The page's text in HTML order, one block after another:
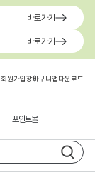
바로가기
바로가기
회원가입장바구니앱다운로드
포인트몰